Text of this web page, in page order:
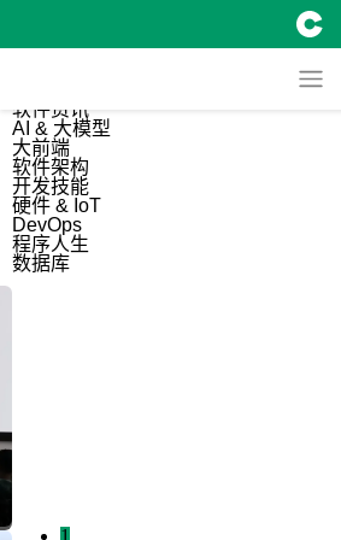
软件资讯
AI & 大模型
大前端
软件架构
开发技能
硬件 & IoT
DevOps
程序人生
数据库
1